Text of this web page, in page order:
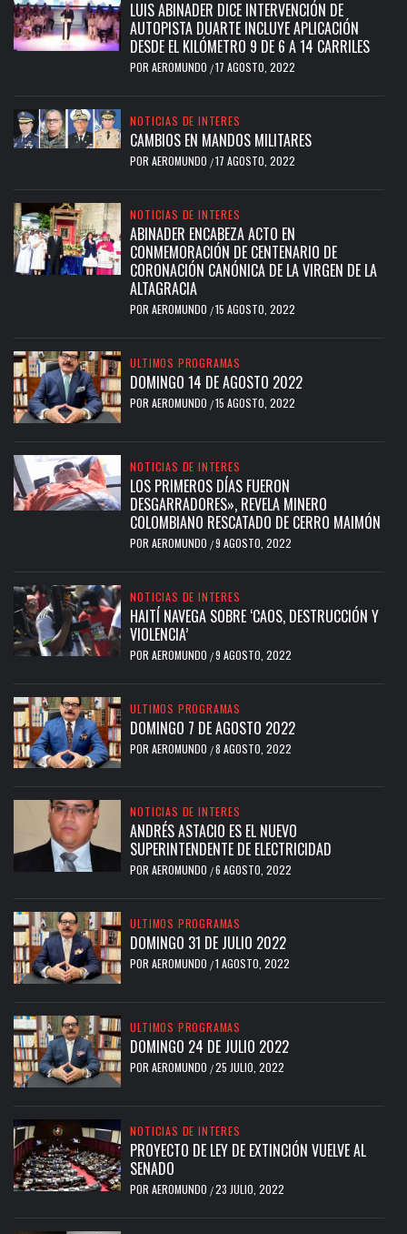
LUIS ABINADER DICE INTERVENCIÓN DE
AUTOPISTA DUARTE INCLUYE APLICACIÓN
DESDE EL KILÓMETRO 9 DE 6 A 14 CARRILES
POR AEROMUNDO /17 AGOSTO, 2022
NOTICIAS DE INTERES
CAMBIOS EN MANDOS MILITARES
POR AEROMUNDO /17 AGOSTO, 2022
NOTICIAS DE INTERES
ABINADER ENCABEZA ACTO EN
CONMEMORACIÓN DE CENTENARIO DE
CORONACIÓN CANÓNICA DE LA VIRGEN DE LA
ALTAGRACIA
POR AEROMUNDO /15 AGOSTO, 2022
ULTIMOS PROGRAMAS
DOMINGO 14 DE AGOSTO 2022
POR AEROMUNDO /15 AGOSTO, 2022
NOTICIAS DE INTERES
LOS PRIMEROS DÍAS FUERON
DESGARRADORES», REVELA MINERO
COLOMBIANO RESCATADO DE CERRO MAIMÓN
POR AEROMUNDO /9 AGOSTO, 2022
NOTICIAS DE INTERES
HAITÍ NAVEGA SOBRE ‘CAOS, DESTRUCCIÓN Y
VIOLENCIA’
POR AEROMUNDO /9 AGOSTO, 2022
ULTIMOS PROGRAMAS
DOMINGO 7 DE AGOSTO 2022
POR AEROMUNDO /8 AGOSTO, 2022
NOTICIAS DE INTERES
ANDRÉS ASTACIO ES EL NUEVO
SUPERINTENDENTE DE ELECTRICIDAD
POR AEROMUNDO /6 AGOSTO, 2022
ULTIMOS PROGRAMAS
DOMINGO 31 DE JULIO 2022
POR AEROMUNDO /1 AGOSTO, 2022
ULTIMOS PROGRAMAS
DOMINGO 24 DE JULIO 2022
POR AEROMUNDO /25 JULIO, 2022
NOTICIAS DE INTERES
PROYECTO DE LEY DE EXTINCIÓN VUELVE AL
SENADO
POR AEROMUNDO /23 JULIO, 2022